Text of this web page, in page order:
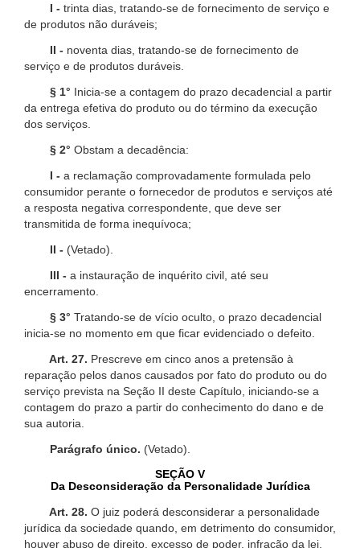
I - trinta dias, tratando-se de fornecimento de serviço e
de produtos não duráveis;
II - noventa dias, tratando-se de fornecimento de
serviço e de produtos duráveis.
§ 1° Inicia-se a contagem do prazo decadencial a partir
da entrega efetiva do produto ou do término da execução
dos serviços.
§ 2° Obstam a decadência:
I - a reclamação comprovadamente formulada pelo
consumidor perante o fornecedor de produtos e serviços até
a resposta negativa correspondente, que deve ser
transmitida de forma inequívoca;
II - (Vetado).
III - a instauração de inquérito civil, até seu
encerramento.
§ 3° Tratando-se de vício oculto, o prazo decadencial
inicia-se no momento em que ficar evidenciado o defeito.
Art. 27. Prescreve em cinco anos a pretensão à
reparação pelos danos causados por fato do produto ou do
serviço prevista na Seção II deste Capítulo, iniciando-se a
contagem do prazo a partir do conhecimento do dano e de
sua autoria.
Parágrafo único. (Vetado).
SEÇÃO V
Da Desconsideração da Personalidade Jurídica
Art. 28. O juiz poderá desconsiderar a personalidade
jurídica da sociedade quando, em detrimento do consumidor,
houver abuso de direito, excesso de poder, infração da lei,